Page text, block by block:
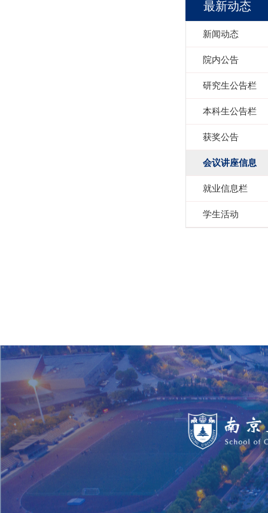
最新动态
新闻动态
院内公告
研究生公告栏
本科生公告栏
获奖公告
会议讲座信息
就业信息栏
学生活动